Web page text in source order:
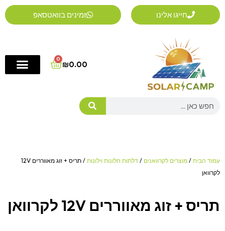
דילוג
לתוכן
חייגו אלינו זמינים בוואטסאפ
₪0.00
0
Cart
Search
עמוד הבית / מוצרים לקרוואנים / דלתות חלונות וילונות
/ תריס + זוג מאווררים 12V
לקרוואן
תריס + זוג מאווררים 12V לקרוואן